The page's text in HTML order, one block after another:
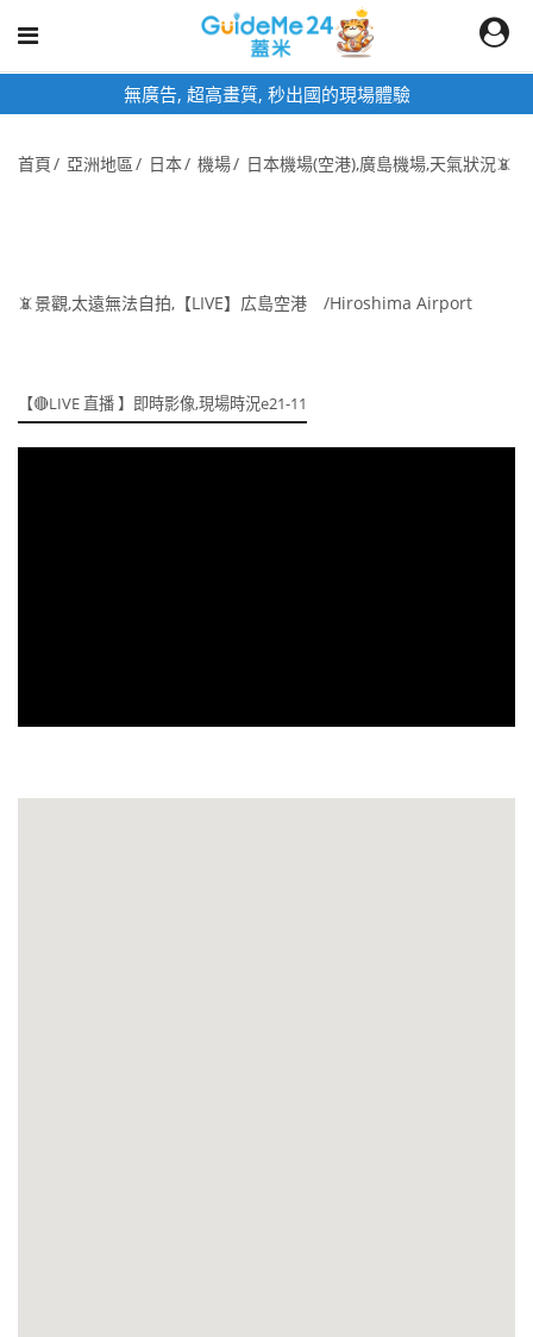
無廣告, 超高畫質, 秒出國的現場體驗
首頁 亞洲地區 日本 機場 日本機場(空港),廣島機場,天氣狀況📵
📵景觀,太遠無法自拍,【LIVE】広島空港 /Hiroshima Airport
【🔴LIVE 直播 】即時影像,現場時況e21-11